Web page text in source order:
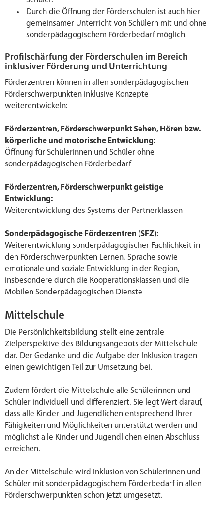
Durch die Öffnung der Förderschulen ist auch hier
gemeinsamer Unterricht von Schülern mit und ohne
sonderpädagogischem Förderbedarf möglich.
Profilschärfung der Förderschulen im Bereich
inklusiver Förderung und Unterrichtung
Förderzentren können in allen sonderpädagogischen
Förderschwerpunkten inklusive Konzepte
weiterentwickeln:
Förderzentren, Förderschwerpunkt Sehen, Hören bzw.
körperliche und motorische Entwicklung:
Öffnung für Schülerinnen und Schüler ohne
sonderpädagogischen Förderbedarf
Förderzentren, Förderschwerpunkt geistige
Entwicklung:
Weiterentwicklung des Systems der Partnerklassen
Sonderpädagogische Förderzentren (SFZ):
Weiterentwicklung sonderpädagogischer Fachlichkeit in
den Förderschwerpunkten Lernen, Sprache sowie
emotionale und soziale Entwicklung in der Region,
insbesondere durch die Kooperationsklassen und die
Mobilen Sonderpädagogischen Dienste
Mittelschule
Die Persönlichkeitsbildung stellt eine zentrale
Zielperspektive des Bildungsangebots der Mittelschule
dar. Der Gedanke und die Aufgabe der Inklusion tragen
einen gewichtigen Teil zur Umsetzung bei.
Zudem fördert die Mittelschule alle Schülerinnen und
Schüler individuell und differenziert. Sie legt Wert darauf,
dass alle Kinder und Jugendlichen entsprechend Ihrer
Fähigkeiten und Möglichkeiten unterstützt werden und
möglichst alle Kinder und Jugendlichen einen Abschluss
erreichen.
An der Mittelschule wird Inklusion von Schülerinnen und
Schüler mit sonderpädagogischem Förderbedarf in allen
Förderschwerpunkten schon jetzt umgesetzt.